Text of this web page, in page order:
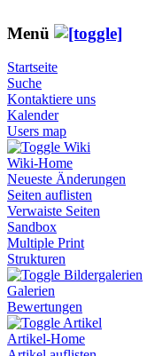
Menü
Startseite
Suche
Kontaktiere uns
Kalender
Users map
Wiki
Wiki-Home
Neueste Änderungen
Seiten auflisten
Verwaiste Seiten
Sandbox
Multiple Print
Strukturen
Bildergalerien
Galerien
Bewertungen
Artikel
Artikel-Home